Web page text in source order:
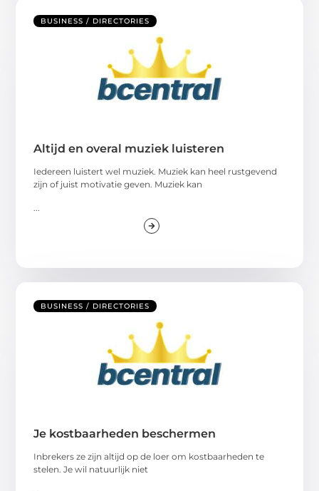
BUSINESS / DIRECTORIES
Altijd en overal muziek luisteren
Iedereen luistert wel muziek. Muziek kan heel rustgevend
zijn of juist motivatie geven. Muziek kan
BUSINESS / DIRECTORIES
Je kostbaarheden beschermen
Inbrekers ze zijn altijd op de loer om kostbaarheden te
stelen. Je wil natuurlijk niet